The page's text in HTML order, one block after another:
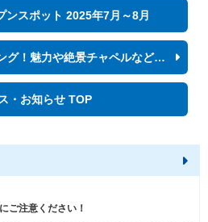
ンスポット 2025年7月～8月
沖縄で贅沢なウェディング！魅力や絶景チャペルなどをご紹介
・お知らせ TOP
ご注意ください！